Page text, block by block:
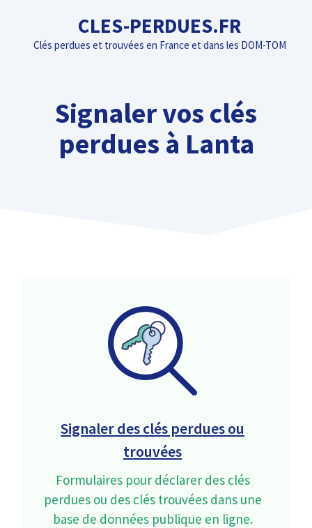
contenu
CLES-PERDUES.FR
Clés perdues et trouvées en France et dans les DOM-TOM
Signaler vos clés
perdues à Lanta
Signaler des clés perdues ou
trouvées
Formulaires pour déclarer des clés
perdues ou des clés trouvées dans une
base de données publique en ligne.